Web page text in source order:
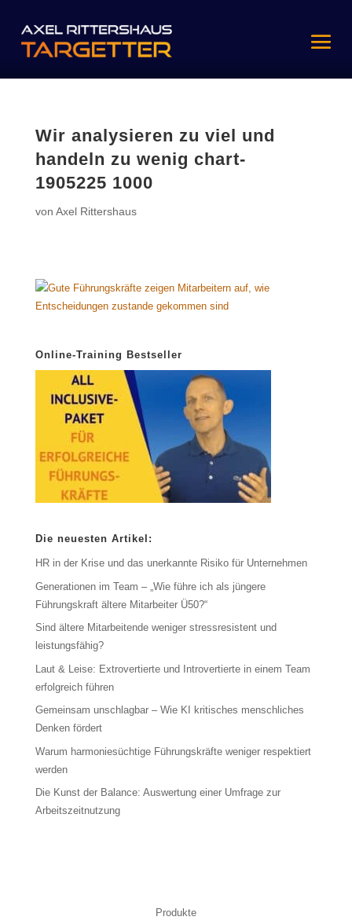
Wir analysieren zu viel und
handeln zu wenig chart-
1905225 1000
von Axel Rittershaus
Online-Training Bestseller
Die neuesten Artikel:
HR in der Krise und das unerkannte Risiko für Unternehmen
Generationen im Team – „Wie führe ich als jüngere
Führungskraft ältere Mitarbeiter Ü50?“
Sind ältere Mitarbeitende weniger stressresistent und
leistungsfähig?
Laut & Leise: Extrovertierte und Introvertierte in einem Team
erfolgreich führen
Gemeinsam unschlagbar – Wie KI kritisches menschliches
Denken fördert
Warum harmoniesüchtige Führungskräfte weniger respektiert
werden
Die Kunst der Balance: Auswertung einer Umfrage zur
Arbeitszeitnutzung
Produkte